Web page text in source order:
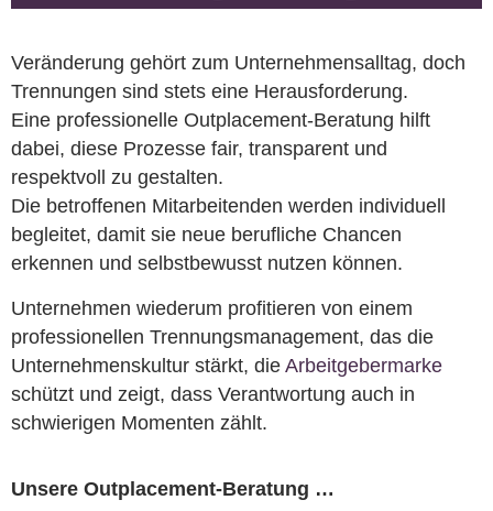
Veränderung gehört zum Unternehmensalltag, doch
Trennungen sind stets eine Herausforderung.
Eine professionelle Outplacement-Beratung hilft
dabei, diese Prozesse fair, transparent und
respektvoll zu gestalten.
Die betroffenen Mitarbeitenden werden individuell
begleitet, damit sie neue berufliche Chancen
erkennen und selbstbewusst nutzen können.
Unternehmen wiederum profitieren von einem
professionellen Trennungsmanagement, das die
Unternehmenskultur stärkt, die Arbeitgebermarke
schützt und zeigt, dass Verantwortung auch in
schwierigen Momenten zählt.
Unsere Outplacement-Beratung …